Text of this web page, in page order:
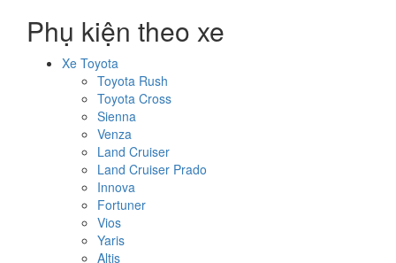
Phụ kiện theo xe
Xe Toyota
Toyota Rush
Toyota Cross
Sienna
Venza
Land Cruiser
Land Cruiser Prado
Innova
Fortuner
Vios
Yaris
Altis